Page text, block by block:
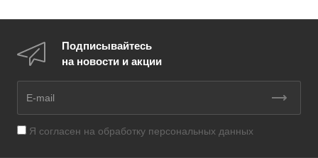
Подписывайтесь
на новости и акции
Я согласен на обработку персональных данных